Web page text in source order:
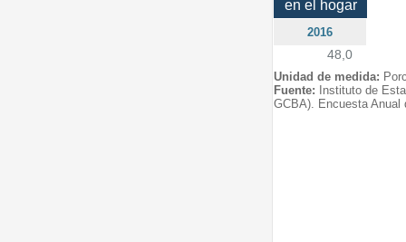
en el hogar
2016
48,0
Unidad de medida:
Fuente: Instituto de
GCBA). Encuesta Anual